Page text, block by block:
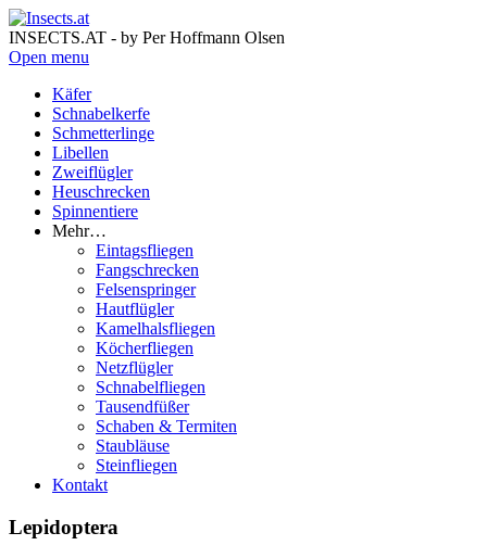
INSECTS.AT - by Per Hoffmann Olsen
Open menu
Käfer
Schnabelkerfe
Schmetterlinge
Libellen
Zweiflügler
Heuschrecken
Spinnentiere
Mehr…
Eintagsfliegen
Fangschrecken
Felsenspringer
Hautflügler
Kamelhalsfliegen
Köcherfliegen
Netzflügler
Schnabelfliegen
Tausendfüßer
Schaben & Termiten
Staubläuse
Steinfliegen
Kontakt
Lepidoptera